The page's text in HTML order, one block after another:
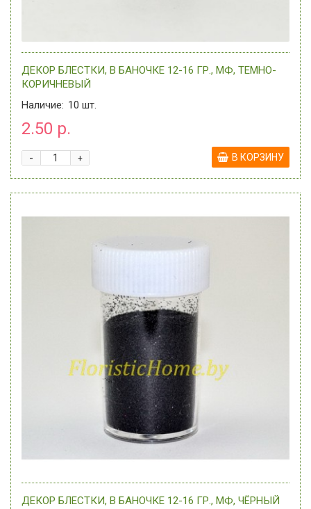
ДЕКОР БЛЕСТКИ, В БАНОЧКЕ 12-16 ГР., МФ, ТЕМНО-
КОРИЧНЕВЫЙ
Наличие: 10 шт.
2.50 р.
+
- В КОРЗИНУ
ДЕКОР БЛЕСТКИ, В БАНОЧКЕ 12-16 ГР., МФ, ЧЁРНЫЙ